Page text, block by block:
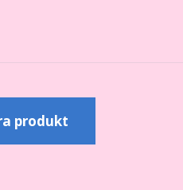
produkt